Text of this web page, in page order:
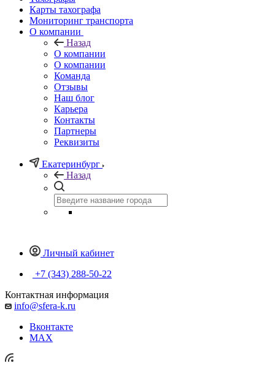
Карты тахографа
Мониторинг транспорта
О компании
Назад
О компании
О компании
Команда
Отзывы
Наш блог
Карьера
Контакты
Партнеры
Реквизиты
Екатеринбург
Назад
Личный кабинет
+7 (343) 288-50-22
Контактная информация
info@sfera-k.ru
Вконтакте
MAX